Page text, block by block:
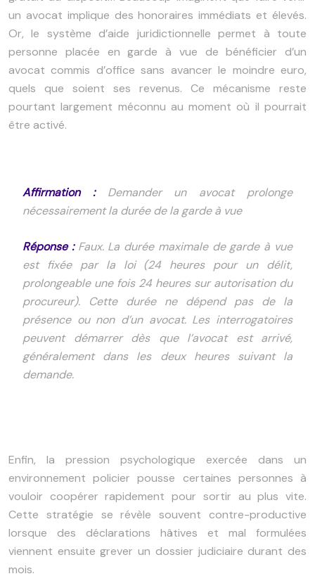
un avocat implique des honoraires immédiats et élevés.
Or, le système d’aide juridictionnelle permet à toute
personne placée en garde à vue de bénéficier d’un
avocat commis d’office sans avancer le moindre euro,
quels que soient ses revenus. Ce mécanisme reste
pourtant largement méconnu au moment où il pourrait
être activé.
Affirmation :
Demander un avocat prolonge
nécessairement la durée de la garde à vue
Réponse :Faux. La durée maximale de garde à vue
est fixée par la loi (24 heures pour un délit,
prolongeable une fois 24 heures sur autorisation du
procureur). Cette durée ne dépend pas de la
présence ou non d’un avocat. Les interrogatoires
peuvent démarrer dès que l’avocat est arrivé,
généralement dans les deux heures suivant la
demande.
Enfin, la pression psychologique exercée dans un
environnement policier pousse certaines personnes à
vouloir coopérer rapidement pour sortir au plus vite.
Cette stratégie se révèle souvent contre-productive
lorsque des déclarations hâtives et mal formulées
viennent ensuite grever un dossier judiciaire durant des
mois.